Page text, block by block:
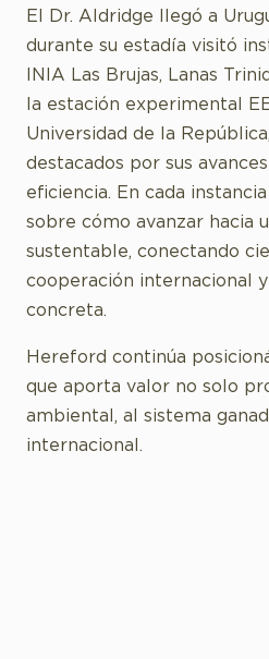
El Dr. Aldridge llegó a
durante su estadía visitó
INIA Las Brujas, Lanas
la estación experimental
Universidad de la
destacados por sus
eficiencia. En cada
sobre cómo avanzar hacia
sustentable, conectando
cooperación internacional
concreta.
Hereford continúa
que aporta valor no solo
ambiental, al sistema
internacional.